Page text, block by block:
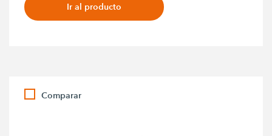
Ir al producto
Comparar